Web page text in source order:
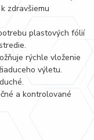
zdravšiemu
plastových fólií
rýchle vloženie
výletu.
a kontrolované